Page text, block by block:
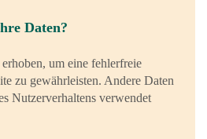
Daten?
um eine fehlerfreie
zu gewährleisten. Andere Daten
Nutzerverhaltens verwendet